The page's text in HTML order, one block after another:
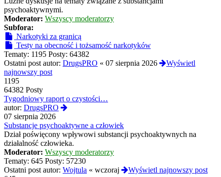
psychoaktywnymi.
Moderator: Wszyscy moderatorzy
Subfora:
Narkotyki za granicą
Testy na obecność i tożsamość narkotyków
Tematy: 1195 Posty: 64382
Ostatni post autor: DrugsPRO « 07 sierpnia 2026
Wyświetl
najnowszy post
1195
64382 Posty
Tygodniowy raport o czystości…
autor: DrugsPRO
post
07 sierpnia 2026
Substancje psychoaktywne a człowiek
Dział poświęcony wpływowi substancji psychoaktywnych na
działalność człowieka.
Moderator: Wszyscy moderatorzy
Tematy: 645 Posty: 57230
Ostatni post autor: Wojtula « wczoraj
Wyświetl najnowszy post